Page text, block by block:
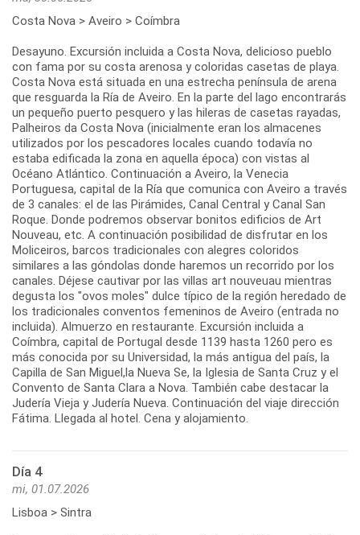
Costa Nova > Aveiro > Coímbra
Desayuno. Excursión incluida a Costa Nova, delicioso pueblo
con fama por su costa arenosa y coloridas casetas de playa.
Costa Nova está situada en una estrecha península de arena
que resguarda la Ría de Aveiro. En la parte del lago encontrarás
un pequeño puerto pesquero y las hileras de casetas rayadas,
Palheiros da Costa Nova (inicialmente eran los almacenes
utilizados por los pescadores locales cuando todavía no
estaba edificada la zona en aquella época) con vistas al
Océano Atlántico. Continuación a Aveiro, la Venecia
Portuguesa, capital de la Ría que comunica con Aveiro a través
de 3 canales: el de las Pirámides, Canal Central y Canal San
Roque. Donde podremos observar bonitos edificios de Art
Nouveau, etc. A continuación posibilidad de disfrutar en los
Moliceiros, barcos tradicionales con alegres coloridos
similares a las góndolas donde haremos un recorrido por los
canales. Déjese cautivar por las villas art nouveuau mientras
degusta los "ovos moles" dulce típico de la región heredado de
los tradicionales conventos femeninos de Aveiro (entrada no
incluida). Almuerzo en restaurante. Excursión incluida a
Coímbra, capital de Portugal desde 1139 hasta 1260 pero es
más conocida por su Universidad, la más antigua del país, la
Capilla de San Miguel,la Nueva Se, la Iglesia de Santa Cruz y el
Convento de Santa Clara a Nova. También cabe destacar la
Judería Vieja y Judería Nueva. Continuación del viaje dirección
Fátima. Llegada al hotel. Cena y alojamiento.
Día 4
mi, 01.07.2026
Lisboa > Sintra